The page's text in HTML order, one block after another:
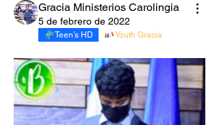
Gracia Ministerios Carolingia
5 de febrero de 2022
Teen’s HD Youth Gracia